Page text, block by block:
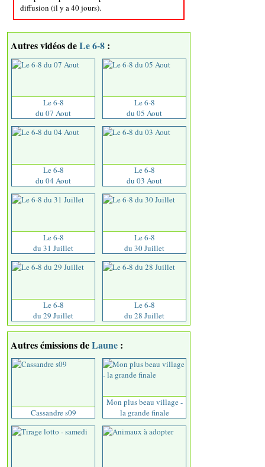
diffusion (il y a 40 jours).
Autres vidéos deLe 6-8 :
Le 6-8
du 07 Aout
Le 6-8
du 05 Aout
Le 6-8
du 04 Aout
Le 6-8
du 03 Aout
Le 6-8
du 31 Juillet
Le 6-8
du 30 Juillet
Le 6-8
du 29 Juillet
Le 6-8
du 28 Juillet
Autres émissions deLaune :
Cassandre s09
Mon plus beau village -
la grande finale